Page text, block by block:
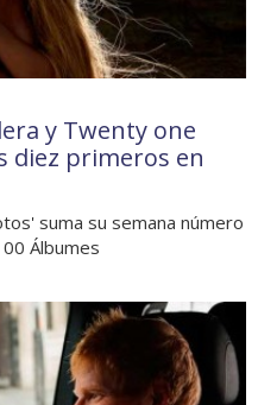
y Twenty one
diez primeros en
suma su semana número
Álbumes